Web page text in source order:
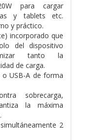
para cargar
y tablets etc.
y práctico.
incorporado que
del dispositivo
tanto la
de carga.
o USB-A de forma
sobrecarga,
la máxima
2